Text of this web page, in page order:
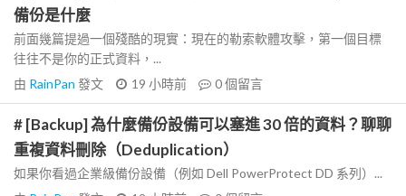
備份是什麼
前面幾篇提過一個殘酷的現實：現在的勒索軟體攻擊，第一個目標
往往不是你的正式資料，...
由 RainPan 發文 19 小時前 0個留言
# [Backup] 為什麼備份設備可以塞進 30 倍的資料？聊聊
重複資料刪除（Deduplication）
如果你看過企業級備份設備（例如 Dell PowerProtect DD 系列）...